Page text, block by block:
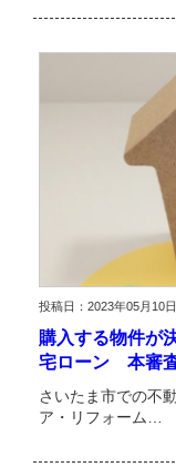
投稿日：2023年05月10
購入する物件が
宅ローン 本審査
さいたま市での不
ア・リフォーム…